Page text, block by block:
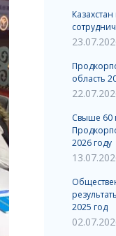
область
Свыше 60
2026 году
2025 год